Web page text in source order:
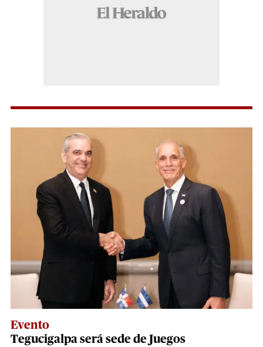
Evento
Tegucigalpa será sede de Juegos